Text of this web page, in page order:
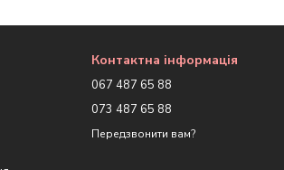
Контактна інформація
067 487 65 88
073 487 65 88
Передзвонити вам?